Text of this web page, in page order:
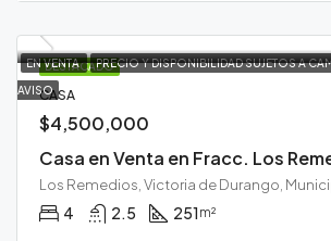
DESTACADO
EN VENTA PRECIO Y DISPONIBILIDAD SUJETOS A
AVISOCASA
$4,500,000
4 2.5 251 m²